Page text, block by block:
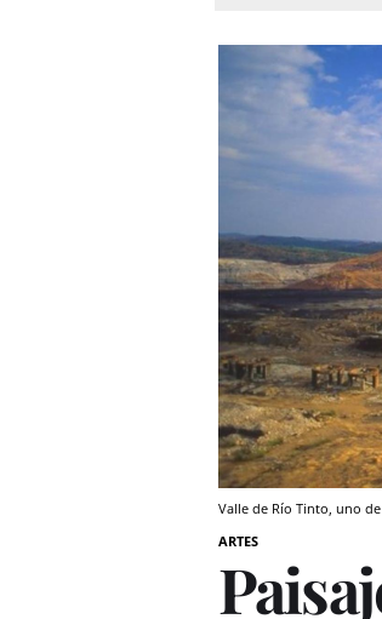
Valle de Río Tinto, uno
ARTES